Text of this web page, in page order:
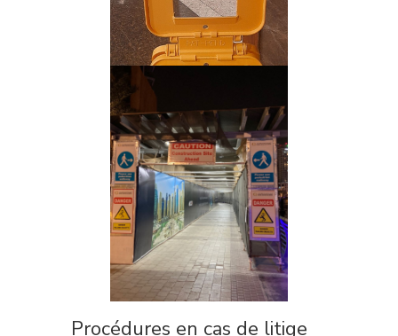
Procédures en cas de litige